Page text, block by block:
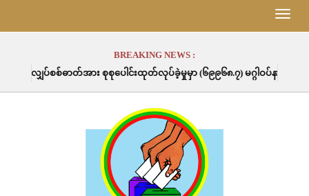
Toggle
BREAKING NEWS :
ား စုစုပေါင်းထုတ်လုပ်ခဲ့မှုမှာ (၆၉၉၆၈.၇) မဂ္ဂါဝပ်နာရီဖြစ်ပါသည်။